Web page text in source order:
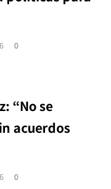
0
“No se
acuerdos
0